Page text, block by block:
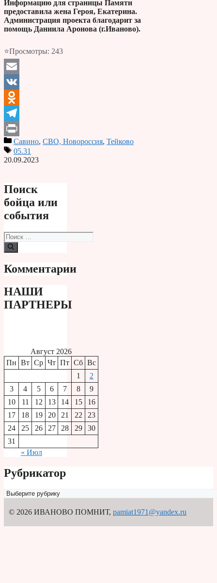
Информацию для страницы Памяти
предоставила жена Героя, Екатерина.
Администрация проекта благодарит за
помощь Даниила Аронова (г.Иваново).
⭐Просмотры: 243
Email
VK
Odnoklassniki
Telegram
PrintСавино, СВО, Новороссия, Тейково
05.31
20.09.2023
Поиск
бойца или
события
Поиск:
Комментарии
НАШИ
ПАРТНЕРЫ
Август 2026
Пн Вт Ср Чт Пт Сб Вс
1
2
3
4 5 6 7 8
9
10
11 12 13 14 15
16
17
18 19 20 21 22
23
24
25 26 27 28 29
30
31
« Июл
Рубрикатор
Рубрикатор
© 2026 ИВАНОВО ПОМНИТ, pamiat1971@yandex.ru